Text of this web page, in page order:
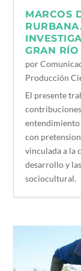
MARCOS
GRAN
por
Producción
El presente
entendimiento
con
vinculada a la
desarrollo y
sociocultural.